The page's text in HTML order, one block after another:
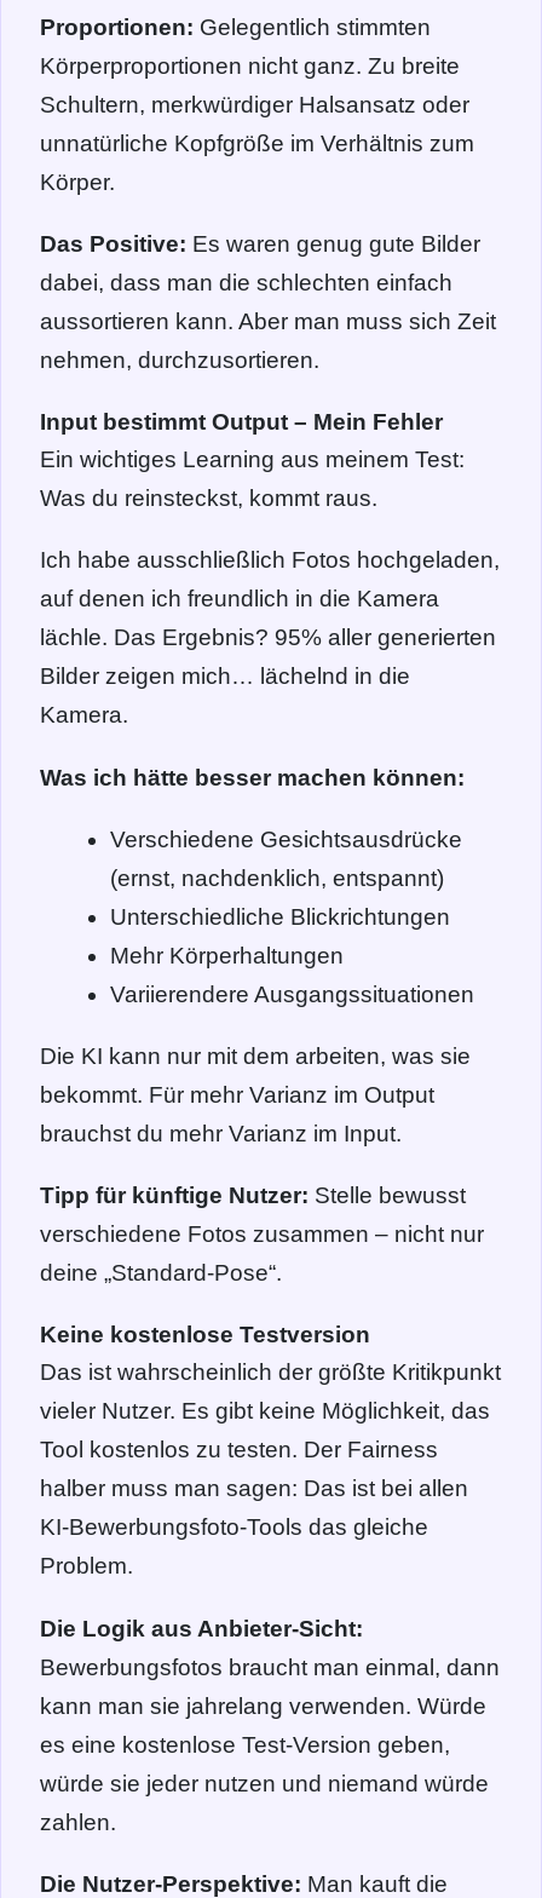
Proportionen: Gelegentlich stimmten
Körperproportionen nicht ganz. Zu breite
Schultern, merkwürdiger Halsansatz oder
unnatürliche Kopfgröße im Verhältnis zum
Körper.
Das Positive: Es waren genug gute Bilder
dabei, dass man die schlechten einfach
aussortieren kann. Aber man muss sich Zeit
nehmen, durchzusortieren.
Input bestimmt Output – Mein Fehler
Ein wichtiges Learning aus meinem Test:
Was du reinsteckst, kommt raus.
Ich habe ausschließlich Fotos hochgeladen,
auf denen ich freundlich in die Kamera
lächle. Das Ergebnis? 95% aller generierten
Bilder zeigen mich… lächelnd in die
Kamera.
Was ich hätte besser machen können:
Verschiedene Gesichtsausdrücke
(ernst, nachdenklich, entspannt)
Unterschiedliche Blickrichtungen
Mehr Körperhaltungen
Variierendere Ausgangssituationen
Die KI kann nur mit dem arbeiten, was sie
bekommt. Für mehr Varianz im Output
brauchst du mehr Varianz im Input.
Tipp für künftige Nutzer: Stelle bewusst
verschiedene Fotos zusammen – nicht nur
deine „Standard-Pose“.
Keine kostenlose Testversion
Das ist wahrscheinlich der größte Kritikpunkt
vieler Nutzer. Es gibt keine Möglichkeit, das
Tool kostenlos zu testen. Der Fairness
halber muss man sagen: Das ist bei allen
KI-Bewerbungsfoto-Tools das gleiche
Problem.
Die Logik aus Anbieter-Sicht:
Bewerbungsfotos braucht man einmal, dann
kann man sie jahrelang verwenden. Würde
es eine kostenlose Test-Version geben,
würde sie jeder nutzen und niemand würde
zahlen.
Die Nutzer-Perspektive: Man kauft die